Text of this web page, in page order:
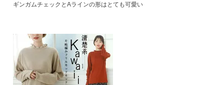
ギンガムチェックとAラインの形はとても可愛い